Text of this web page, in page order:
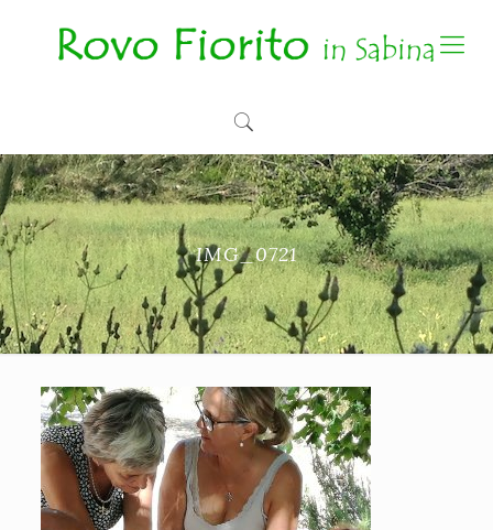
IMG_0721